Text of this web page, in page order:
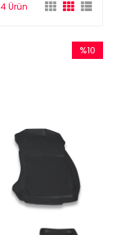
4 Ürün
%10